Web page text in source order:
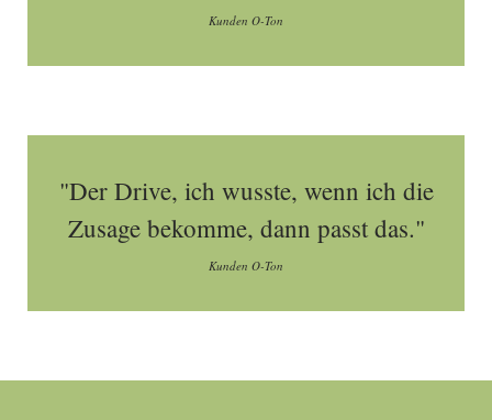
Kunden O-Ton
"Der Drive, ich wusste, wenn ich die
Zusage bekomme, dann passt das."
Kunden O-Ton